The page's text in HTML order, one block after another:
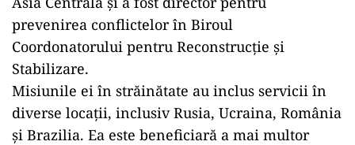
prevenirea conflictelor în Biroul
Coordonatorului pentru Reconstrucție și
Stabilizare.
Misiunile ei în străinătate au inclus servicii în
diverse locații, inclusiv Rusia, Ucraina, România
și Brazilia. Ea este beneficiară a mai multor